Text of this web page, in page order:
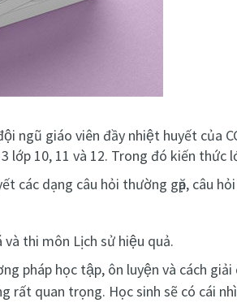
ngũ giáo viên đầy nhiệt huyết của
10, 11 và 12. Trong đó kiến thức
các dạng câu hỏi thường gặp, câu
thi môn Lịch sử hiệu quả.
pháp học tập, ôn luyện và cách
rất quan trọng. Học sinh sẽ có cái